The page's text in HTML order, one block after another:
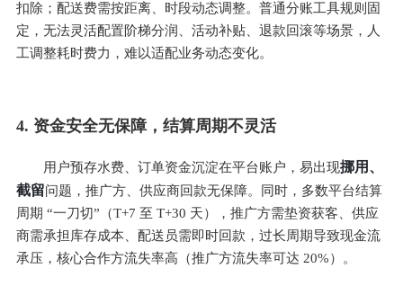
扣除；配送费需按距离、时段动态调整。普通分账工具规则固
定，无法灵活配置阶梯分润、活动补贴、退款回滚等场景，人
工调整耗时费力，难以适配业务动态变化。
4. 资金安全无保障，结算周期不灵活
用户预存水费、订单资金沉淀在平台账户，易出现挪用、
截留问题，推广方、供应商回款无保障。同时，多数平台结算
周期 “一刀切”（T+7 至 T+30 天），推广方需垫资获客、供应
商需承担库存成本、配送员需即时回款，过长周期导致现金流
承压，核心合作方流失率高（推广方流失率可达 20%）。